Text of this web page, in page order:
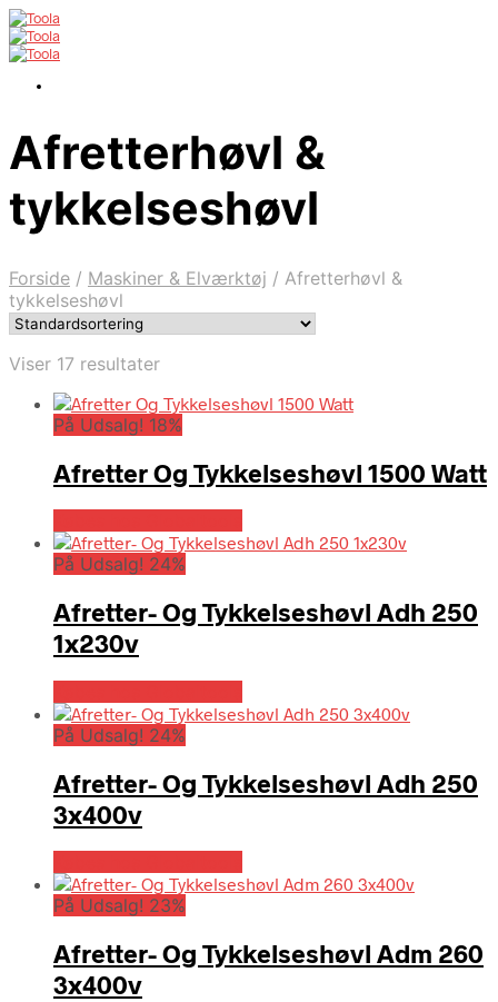
Afretterhøvl &
tykkelseshøvl
Forside / Maskiner & Elværktøj / Afretterhøvl &
tykkelseshøvl
Viser 17 resultater
På Udsalg! 18%
Afretter Og Tykkelseshøvl 1500 Watt
På Udsalg! 24%
Afretter- Og Tykkelseshøvl Adh 250
1x230v
På Udsalg! 24%
Afretter- Og Tykkelseshøvl Adh 250
3x400v
På Udsalg! 23%
Afretter- Og Tykkelseshøvl Adm 260
3x400v